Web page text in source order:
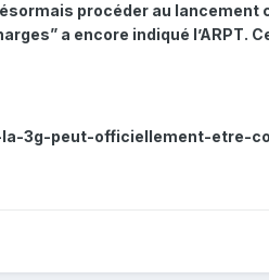
procéder au lancement
a encore indiqué l’ARPT.
la-3g-peut-officiellement-etre-